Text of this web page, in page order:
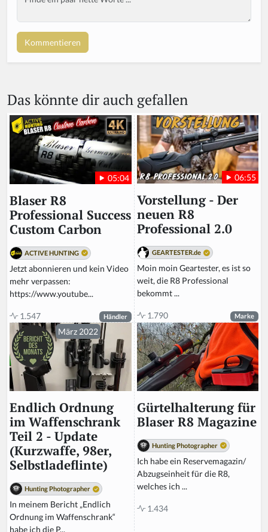
Das könnte dir auch gefallen
05:04
Blaser R8
Professional Success
Custom Carbon
ACTIVE HUNTING
Jetzt abonnieren und kein Video
mehr verpassen:
https://www.youtube...
1.547 Händler
06:55
Vorstellung - Der
neuen R8
Professional 2.0
GEARTESTER.de
Moin moin Geartester, es ist so
weit, die R8 Professional
bekommt ...
1.790 Marke
März 2022
Endlich Ordnung
im Waffenschrank
Teil 2 - Update
(Kurzwaffe, 98er,
Selbstladeflinte)
Hunting Photographer
In meinem Bericht „Endlich
Ordnung im Waffenschrank“
habe ich die P...
Gürtelhalterung für
Blaser R8 Magazine
Hunting Photographer
Ich habe ein Reservemagazin/
Abzugseinheit für die R8,
welches ich ...
1.434